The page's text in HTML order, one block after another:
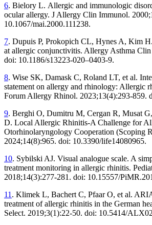
6. Bielory L. Allergic and immunologic
ocular allergy. J Allergy Clin Immunol.
10.1067/mai.2000.111238.
7. Dupuis P, Prokopich CL, Hynes A, Kim
at allergic conjunctivitis. Allergy Asthma
doi: 10.1186/s13223-020–0403-9.
8. Wise SK, Damask C, Roland LT, et al.
statement on allergy and rhinology: Allergic
Forum Allergy Rhinol. 2023;13(4):293-859.
9. Berghi O, Dumitru M, Cergan R, Musat
D. Local Allergic Rhinitis-A Challenge for
Otorhinolaryngology Cooperation (Scoping
2024;14(8):965. doi: 10.3390/life14080965.
10. Sybilski AJ. Visual analogue scale. A
treatment monitoring in allergic rhinitis.
2018;14(3):277-281. doi: 10.15557/
11 . Klimek L, Bachert C, Pfaar O, et al.
treatment of allergic rhinitis in the German
Select. 2019;3(1):22-50. doi: 10.5414/